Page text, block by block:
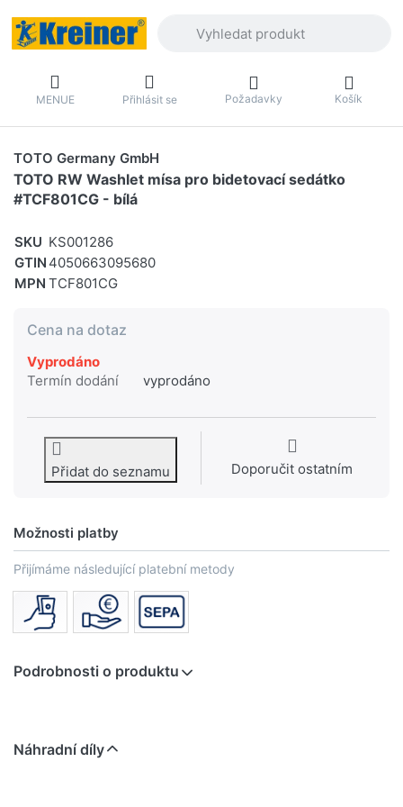
MENUE Přihlásit se Požadavky Košík
TOTO Germany GmbH
TOTO RW Washlet mísa pro bidetovací sedátko
#TCF801CG - bílá
SKU KS001286
GTIN 4050663095680
MPN TCF801CG
Cena na dotaz
Vyprodáno
Termín dodání
vyprodáno
Přidat do seznamu Doporučit ostatním
Možnosti platby
Přijímáme následující platební metody
Podrobnosti o produktu
Náhradní díly